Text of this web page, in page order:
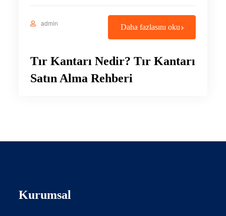
admin Daha fazlasını oku
Tır Kantarı Nedir? Tır Kantarı
Satın Alma Rehberi
Kurumsal